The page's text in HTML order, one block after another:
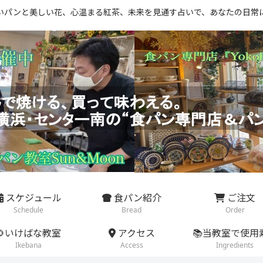
パンと美しい花、心温まる紅茶、未来を見通す占いで、あなたの日常
スケジュール
Schedule
食パン紹介
Bread
ご注文
Order
いけばな教室
Ikebana
アクセス
Access
📚当教室で使用
Ingredients